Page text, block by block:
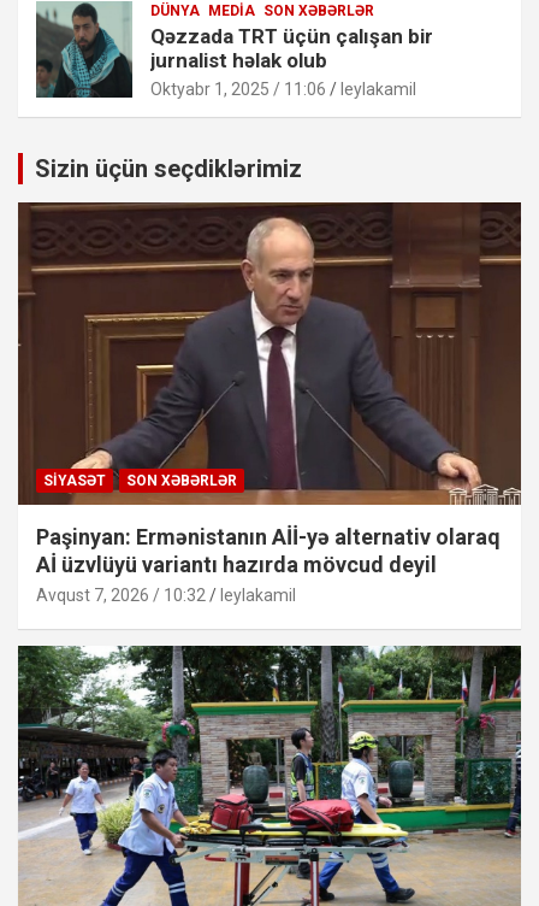
DÜNYA MEDIA SON XƏBƏRLƏR
Qəzzada TRT üçün çalışan bir
jurnalist həlak olub
Oktyabr 1, 2025 / 11:06 leylakamil
Sizin üçün seçdiklərimiz
SIYASƏT SON XƏBƏRLƏR
Paşinyan: Ermənistanın Aİİ-yə alternativ olaraq
Aİ üzvlüyü variantı hazırda mövcud deyil
Avqust 7, 2026 / 10:32 leylakamil